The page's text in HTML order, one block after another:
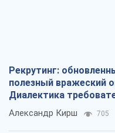
Рекрутинг:
полезный вражеский
Диалектика
Александр Кирш 705